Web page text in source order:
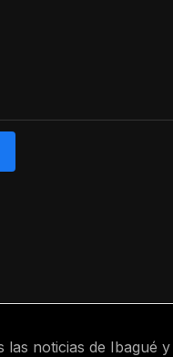
noticias de Ibagué y